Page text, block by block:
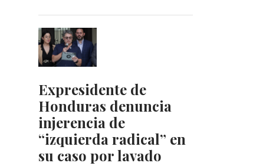
Expresidente de
Honduras denuncia
injerencia de
“izquierda radical” en
su caso por lavado